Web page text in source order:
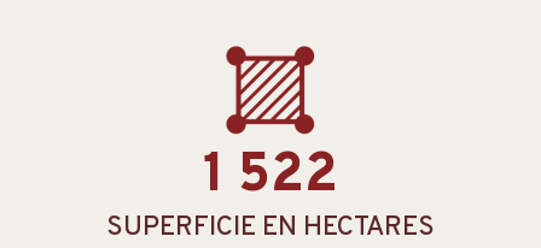
1 522
SUPERFICIE EN HECTARES